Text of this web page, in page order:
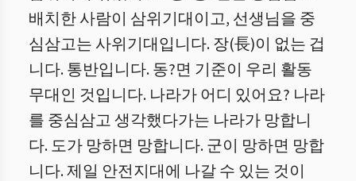
배치한 사람이 삼위기대이고, 선생님을 중
심삼고는 사위기대입니다. 장(長)이 없는 겁
니다. 통반입니다. 동?면 기준이 우리 활동
무대인 것입니다. 나라가 어디 있어요? 나라
를 중심삼고 생각했다가는 나라가 망합니
다. 도가 망하면 망합니다. 군이 망하면 망합
니다. 제일 안전지대에 나갈 수 있는 것이